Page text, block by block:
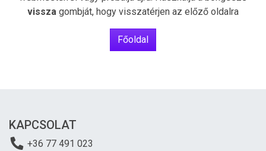
vissza gombját, hogy visszatérjen az előző oldalra
Főoldal
KAPCSOLAT
+36 77 491 023